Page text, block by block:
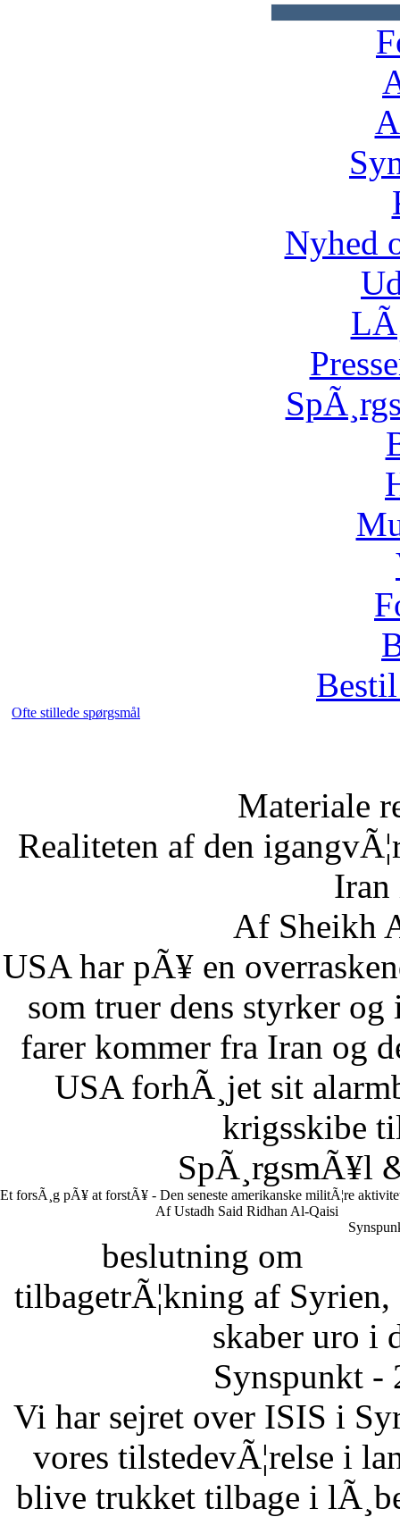
Nyhed
Ofte stillede spørgsmål
Materiale
Realiteten af den
Iran
Af Sheikh
USA har pÃ¥ en
som truer dens styrker og
farer kommer fra Iran og
USA forhÃ¸jet sit
krigsskibe
SpÃ¸rgsmÃ¥l
Et forsÃ¸g pÃ¥ at forstÃ¥ - Den seneste amerikanske militÃ¦re
Af Ustadh Said Ridhan Al-Qaisi
beslutning om
tilbagetrÃ¦kning af Syrien,
skaber uro i
Synspunkt -
Vi har sejret over ISIS i
vores tilstedevÃ¦relse i
blive trukket tilbage i